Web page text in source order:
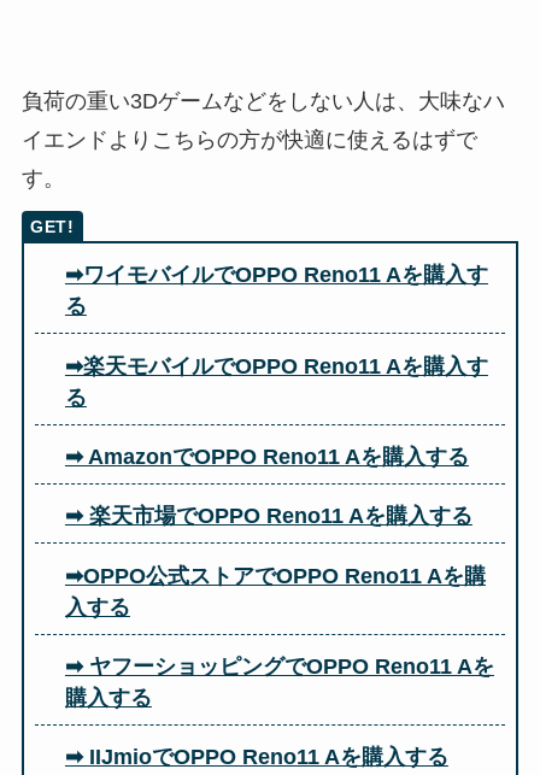
負荷の重い3Dゲームなどをしない人は、大味なハ
イエンドよりこちらの方が快適に使えるはずで
す。
➡ワイモバイルでOPPO Reno11 Aを購入す
る
➡楽天モバイルでOPPO Reno11 Aを購入す
る
➡ AmazonでOPPO Reno11 Aを購入する
➡ 楽天市場でOPPO Reno11 Aを購入する
➡OPPO公式ストアでOPPO Reno11 Aを購
入する
➡ ヤフーショッピングでOPPO Reno11 Aを
購入する
➡ IIJmioでOPPO Reno11 Aを購入する